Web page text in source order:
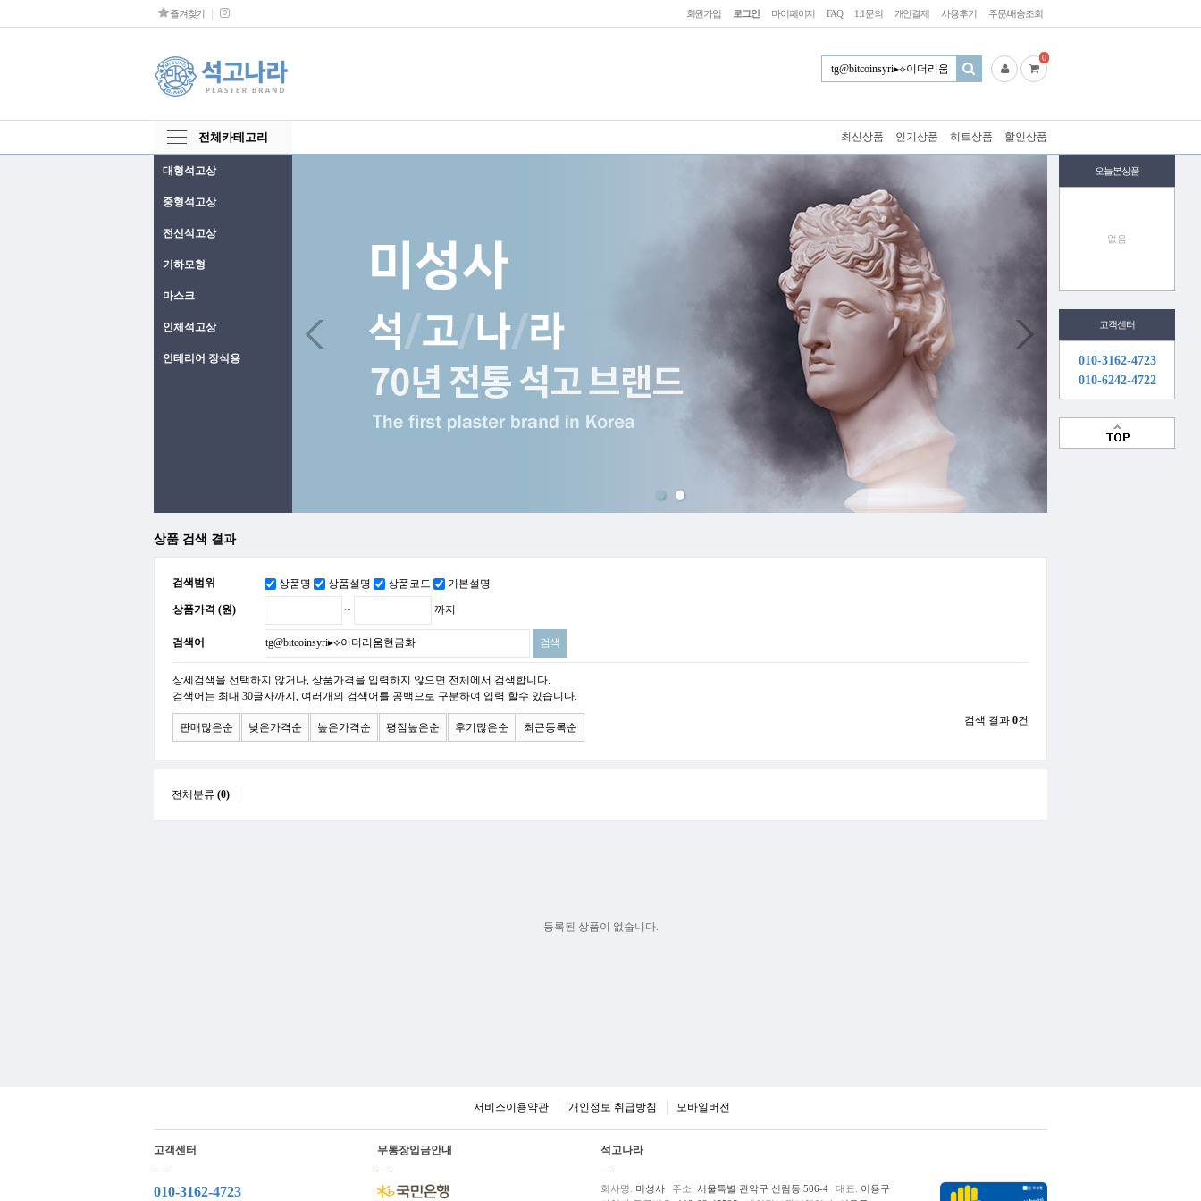
회원가입 로그인 마이페이지 FAQ 1:1문의 개인결제 사용후기 주문/배송조회
즐겨찾기
0
전체카테고리 최신상품 인기상품 히트상품 할인상품
오늘본상품
없음
고객센터
010-3162-4723
010-6242-4722
대형석고상
중형석고상
전신석고상
기하모형
마스크
인체석고상
인테리어 장식용
상품 검색 결과
검색범위 상품명 상품설명 상품코드 기본설명
상품가격 (원) ~ 까지
검색어
상세검색을 선택하지 않거나, 상품가격을 입력하지 않으면 전체에서 검색합니다.
검색어는 최대 30글자까지, 여러개의 검색어를 공백으로 구분하여 입력 할수 있습니다.
판매많은순 낮은가격순 높은가격순 평점높은순 후기많은순 최근등록순
검색 결과 0건
전체분류 (0)
등록된 상품이 없습니다.
서비스이용약관 개인정보 취급방침 모바일버전
고객센터
010-3162-4723
무통장입금안내 석고나라
회사명. 미성사 주소. 서울특별 관악구 신림동 506-4 대표. 이용구